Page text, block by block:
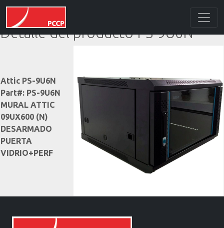
Detalle del producto PS-9U6N
Attic PS-9U6N
Part#: PS-9U6N
MURAL ATTIC
09UX600 (N)
DESARMADO
PUERTA
VIDRIO+PERF